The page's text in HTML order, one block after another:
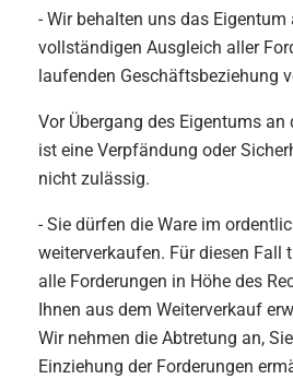
- Wir behalten uns das Eigentum
vollständigen Ausgleich aller
laufenden Geschäftsbeziehung
Vor Übergang des Eigentums an
ist eine Verpfändung oder
nicht zulässig.
- Sie dürfen die Ware im
weiterverkaufen. Für diesen Fall
alle Forderungen in Höhe des
Ihnen aus dem Weiterverkauf
Wir nehmen die Abtretung an,
Einziehung der Forderungen